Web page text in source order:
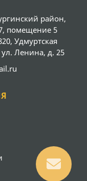
район,
помещение 5
Удмуртская
Ленина, д. 25